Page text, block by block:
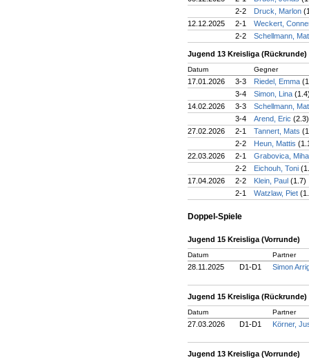
2-2
Druck, Marlon
12.12.2025
2-1
Weckert,
2-2
Schellmann,
Jugend 13 Kreisliga (Rückrunde)
Datum Gegner
17.01.2026 3-3 Riedel, Emma
3-4
Simon, Lina
14.02.2026
3-3
Schellmann,
3-4
Arend, Eric (2.3)
27.02.2026
2-1 Tannert, Mats
2-2
Heun, Mattis
22.03.2026
2-1
Grabovica,
2-2
Eichouh, Toni
17.04.2026
2-2 Klein, Paul (1.7)
2-1
Watzlaw, Piet
Doppel-Spiele
Jugend 15 Kreisliga (Vorrunde)
Datum Partner
28.11.2025 D1-D1 Simon
Jugend 15 Kreisliga (Rückrunde)
Datum Partner
27.03.2026 D1-D1 Körner,
Jugend 13 Kreisliga (Vorrunde)